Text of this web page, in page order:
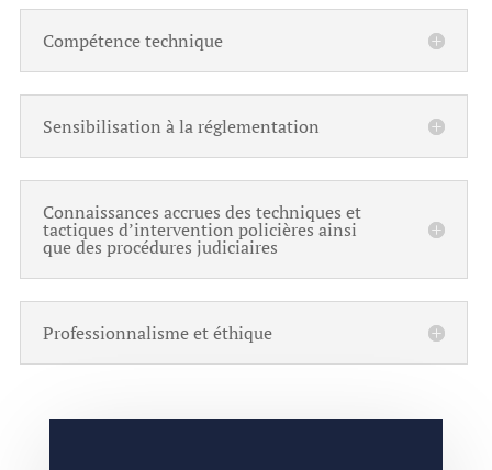
Compétence technique
Sensibilisation à la réglementation
Connaissances accrues des techniques et
tactiques d’intervention policières ainsi
que des procédures judiciaires
Professionnalisme et éthique